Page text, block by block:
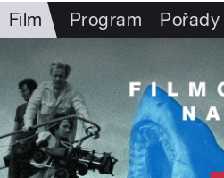
Film Program Pořady